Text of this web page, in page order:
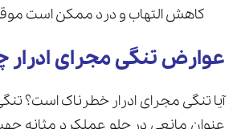
کاهش التهاب و درد ممکن است
عوارض تنگی مجرای
آیا تنگی مجرای ادرار خطرناک است؟